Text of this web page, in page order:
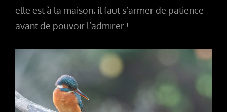
elle est à la maison, il faut s’armer de patience
avant de pouvoir l’admirer !